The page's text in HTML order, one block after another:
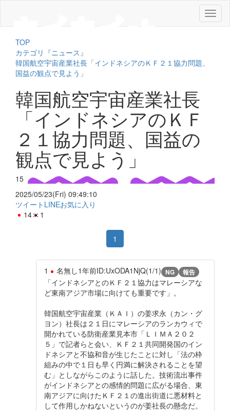
メ
ニ
TOP
カテゴリ『ニュース』
韓国航空宇宙産業社長「インドネシアのＫＦ２１協力問題、
国益の観点で見よう」
韓国航空宇宙産業社長
「インドネシアのＫＦ
２１協力問題、国益の
観点で見よう」
15
2025/05/23(Fri) 09:49:10
ツイート LINEお気に入り
14
1
1
1 名無し1年前ID:UxODA1NjQ(1/1) NG 報告
「インドネシアとのＫＦ２１協力はマレーシアな
ど東南アジア市場に向けても重要です」。
韓国航空宇宙産業（ＫＡＩ）の姜求永（カン・グ
ヨン）社長は２１日にマレーシアのランカウィで
開かれている防衛産業見本市「ＬＩＭＡ２０２
５」で記者らと会い、ＫＦ２１共同開発国のイン
ドネシアと不協和音が生じたことに対し「法の枠
組みの中で１日も早く円満に解決されることを望
む」としながらこのように話した。技術流出事件
がインドネシアとの感情的問題に広がる場合、東
南アジアに向けたＫＦ２１の進出街道に悪材料と
して作用しかねないというのが姜社長の懸念だ。